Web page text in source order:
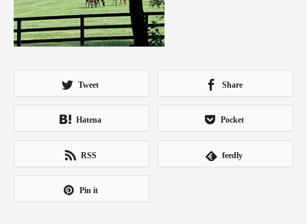
Tweet Share
Hatena Pocket
RSS feedly
Pin it